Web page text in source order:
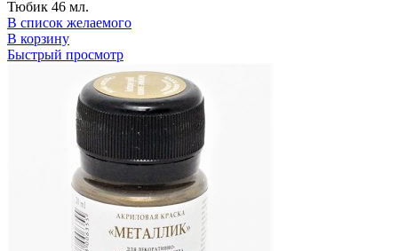
Тюбик 46 мл.
В список желаемого
В корзину
Быстрый просмотр